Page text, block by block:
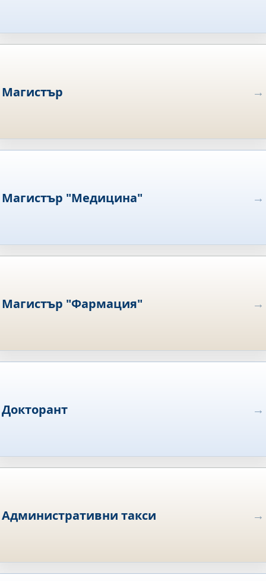
Магистър
Магистър "Медицина"
Магистър "Фармация"
Докторант
Административни такси